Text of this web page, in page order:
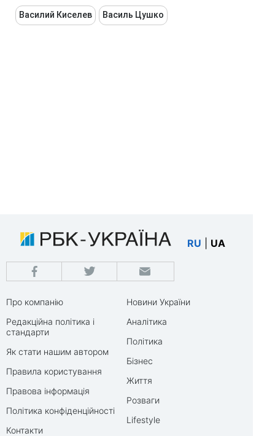
Василий Киселев Василь Цушко
RU UA
Про компанію
Редакційна політика і
стандарти
Як стати нашим автором
Правила користування
Правова інформація
Політика конфіденційності
Контакти
Новини України
Аналітика
Політика
Бізнес
Життя
Розваги
Lifestyle